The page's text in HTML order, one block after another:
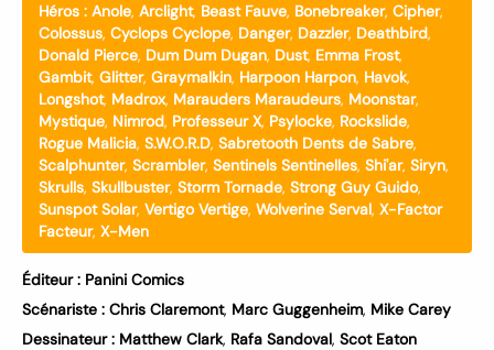
Héros : Anole, Arclight, Beast Fauve, Bonebreaker, Cipher,
Colossus, Cyclops Cyclope, Danger, Dazzler, Deathbird,
Donald Pierce, Dum Dum Dugan, Dust, Emma Frost,
Gambit, Glitter, Graymalkin, Harpoon Harpon, Havok,
Longshot, Madrox, Marauders Maraudeurs, Moonstar,
Mystique, Nimrod, Professeur X, Psylocke, Rockslide,
Rogue Malicia, S.W.O.R.D, Sabretooth Dents de Sabre,
Scalphunter, Scrambler, Sentinels Sentinelles, Shi'ar, Siryn,
Skrulls, Skullbuster, Storm Tornade, Strong Guy Guido,
Sunspot Solar, Vertigo Vertige, Wolverine Serval, X-Factor
Facteur, X-Men
Éditeur : Panini Comics
Scénariste : Chris Claremont, Marc Guggenheim, Mike Carey
Dessinateur : Matthew Clark, Rafa Sandoval, Scot Eaton